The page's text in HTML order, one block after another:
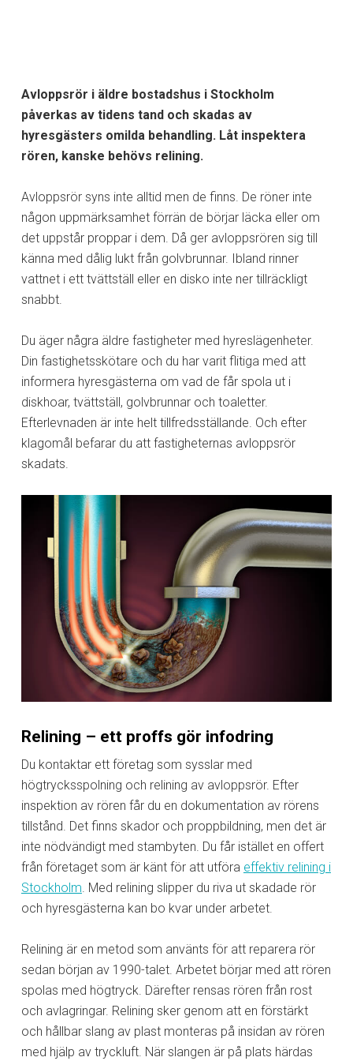
Avloppsrör i äldre bostadshus i Stockholm
påverkas av tidens tand och skadas av
hyresgästers omilda behandling. Låt inspektera
rören, kanske behövs relining.
Avloppsrör syns inte alltid men de finns. De röner inte
någon uppmärksamhet förrän de börjar läcka eller om
det uppstår proppar i dem. Då ger avloppsrören sig till
känna med dålig lukt från golvbrunnar. Ibland rinner
vattnet i ett tvättställ eller en disko inte ner tillräckligt
snabbt.
Du äger några äldre fastigheter med hyreslägenheter.
Din fastighetsskötare och du har varit flitiga med att
informera hyresgästerna om vad de får spola ut i
diskhoar, tvättställ, golvbrunnar och toaletter.
Efterlevnaden är inte helt tillfredsställande. Och efter
klagomål befarar du att fastigheternas avloppsrör
skadats.
Relining – ett proffs gör infodring
Du kontaktar ett företag som sysslar med
högtrycksspolning och relining av avloppsrör. Efter
inspektion av rören får du en dokumentation av rörens
tillstånd. Det finns skador och proppbildning, men det är
inte nödvändigt med stambyten. Du får istället en offert
från företaget som är känt för att utföra effektiv relining i
Stockholm. Med relining slipper du riva ut skadade rör
och hyresgästerna kan bo kvar under arbetet.
Relining är en metod som använts för att reparera rör
sedan början av 1990-talet. Arbetet börjar med att rören
spolas med högtryck. Därefter rensas rören från rost
och avlagringar. Relining sker genom att en förstärkt
och hållbar slang av plast monteras på insidan av rören
med hjälp av tryckluft. När slangen är på plats härdas